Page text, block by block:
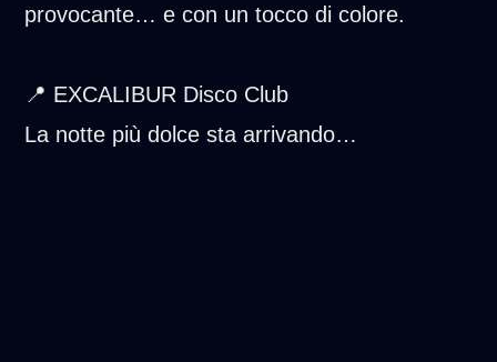
provocante… e con un tocco di colore.
📍 EXCALIBUR Disco Club
La notte più dolce sta arrivando…